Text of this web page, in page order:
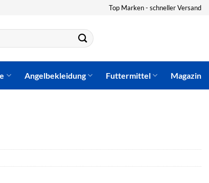
Top Marken - schneller Versand
Angelbekleidung Futtermittel Magazin